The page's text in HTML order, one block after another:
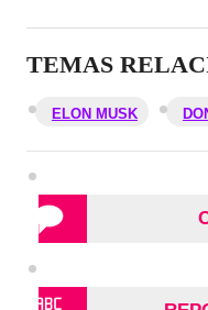
TEMAS
ELON MUSK